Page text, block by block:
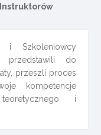
i Szkoleniowcy
przedstawili do
przeszli proces
kompetencje
i